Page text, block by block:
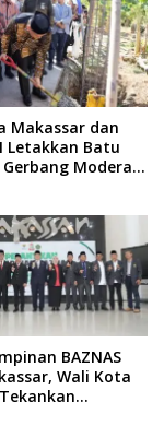
Makassar dan
Letakkan Batu
Moderasi
BAZNAS
Wali Kota